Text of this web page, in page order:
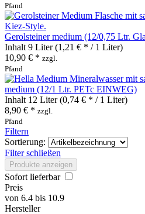
Pfand
Gerolsteiner medium (12/0,75 Ltr.
Inhalt 9 Liter(1,21 € * / 1 Liter)
10,90 € * zzgl.
Pfand
medium (12/1 Ltr. PETc EINWEG)
Inhalt 12 Liter(0,74 € * / 1 Liter)
8,90 € * zzgl.
Pfand
Filtern
Sortierung:
Filter schließen
Produkte anzeigen
Sofort lieferbar
Preis
von 6.4 bis 10.9
Hersteller